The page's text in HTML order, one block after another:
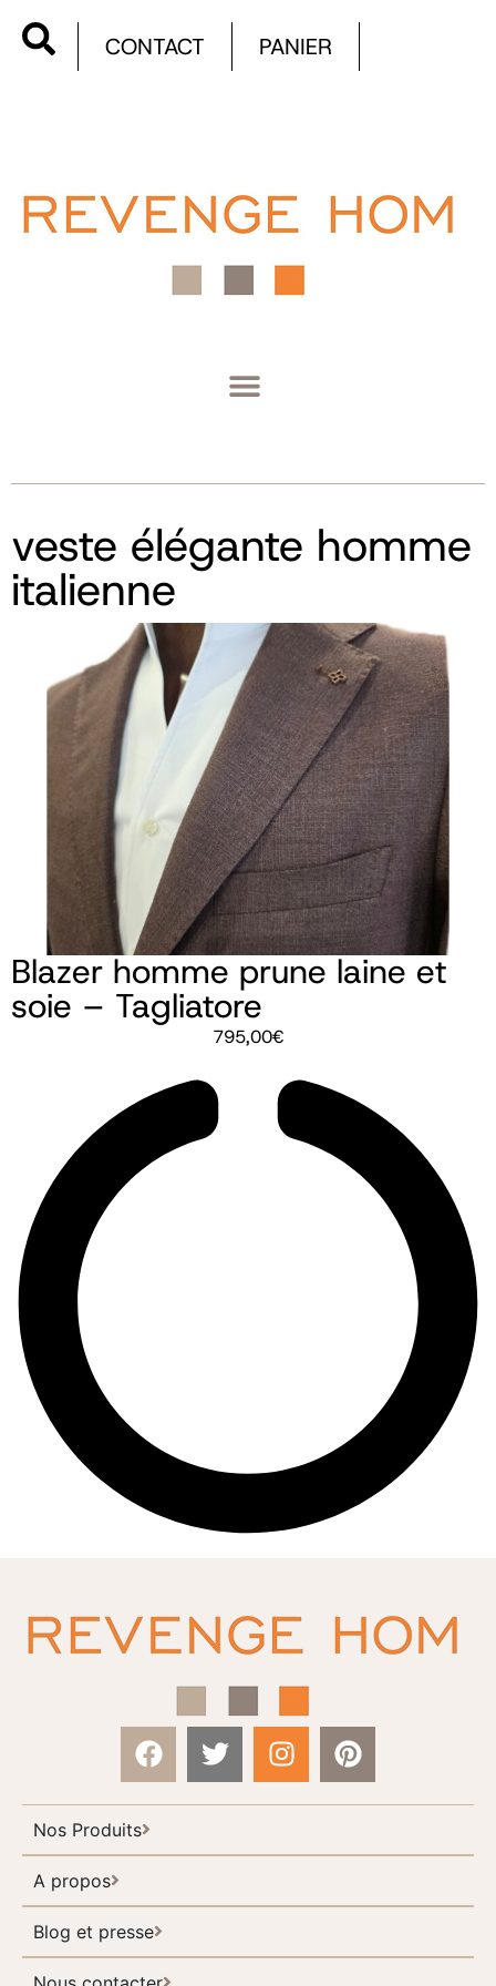
CONTACT PANIER
veste élégante homme
italienne
Blazer homme prune laine et
soie – Tagliatore
795,00€
Nos Produits
A propos
Blog et presse